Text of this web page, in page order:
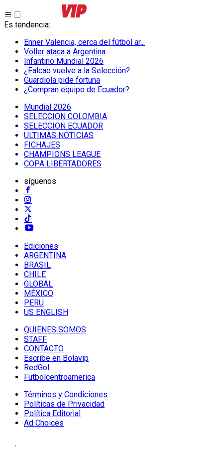
Es tendencia:
Enner Valencia, cerca del fútbol ar...
Völler ataca a Argentina
Infantino Mundial 2026
¿Falcao vuelve a la Selección?
Guardiola pide fortuna
¿Compran equipo de Ecuador?
Mundial 2026
SELECCION COLOMBIA
SELECCION ECUADOR
ULTIMAS NOTICIAS
FICHAJES
CHAMPIONS LEAGUE
COPA LIBERTADORES
síguenos
Ediciones
ARGENTINA
BRASIL
CHILE
GLOBAL
MÉXICO
PERU
US ENGLISH
QUIENES SOMOS
STAFF
CONTACTO
Escribe en Bolavip
RedGol
Futbolcentroamerica
Términos y Condiciones
Políticas de Privacidad
Política Editorial
Ad Choices